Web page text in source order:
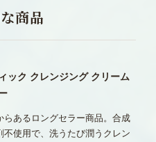
商品
ック クレンジング クリーム
らあるロングセラー商品。合成
不使用で、洗うたび潤うクレン